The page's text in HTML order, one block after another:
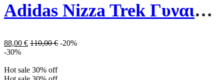
Adidas Nizza Trek Γυναικεία GZ8857 Core Black / Cloud White / Gum
88,00 € 110,00€ -20%
-30%
Hot sale 30% off